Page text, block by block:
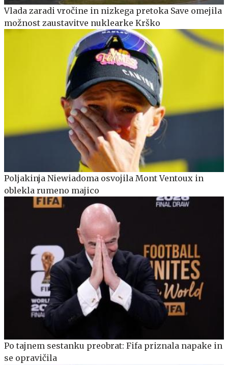
Vlada zaradi vročine in nizkega pretoka Save omejila
možnost zaustavitve nuklearke Krško
Poljakinja Niewiadoma osvojila Mont Ventoux in
oblekla rumeno majico
Po tajnem sestanku preobrat: Fifa priznala napake in
se opravičila